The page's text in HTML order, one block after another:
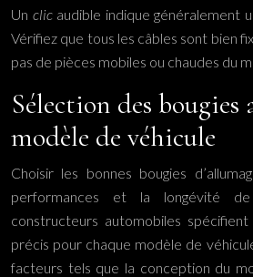
Un clic audible indique généralement
Vérifiez que tous les câbles sont bien
pas de pièces mobiles ou chaudes du
Sélection des bougies
modèle de véhicule
Choisir les bonnes bougies
performances et la longévité
constructeurs automobiles
précis pour chaque modèle de
facteurs tels que la conception du